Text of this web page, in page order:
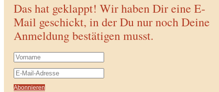
Das hat geklappt! Wir haben Dir eine E-
Mail geschickt, in der Du nur noch Deine
Anmeldung bestätigen musst.
Abonnieren